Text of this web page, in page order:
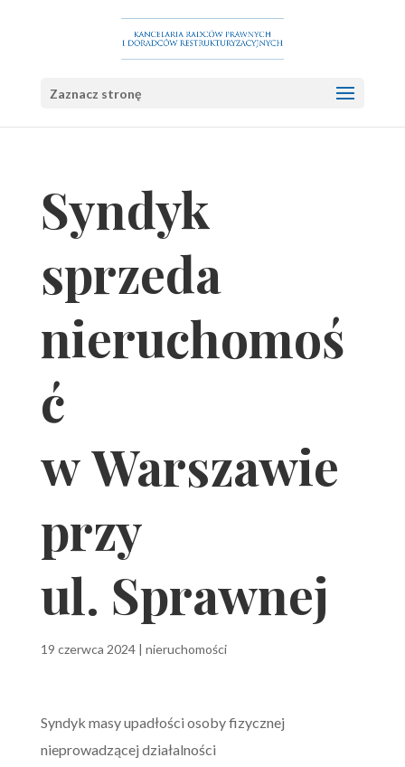
Zaznacz stronę
Syndyk
sprzeda
nieruchomoś
ć
w Warszawie
przy
ul. Sprawnej
19 czerwca 2024| nieruchomości
Syndyk masy upadłości osoby fizycznej
nieprowadzącej działalności